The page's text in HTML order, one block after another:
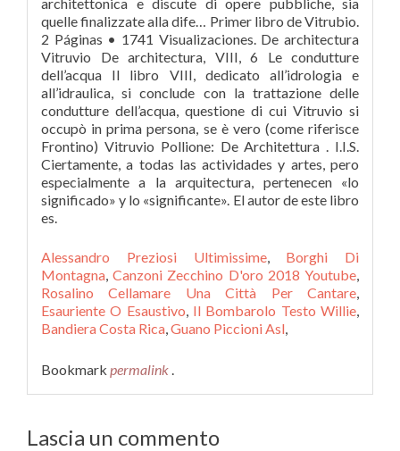
Alessandro Preziosi Ultimissime, Borghi Di
Montagna,Canzoni Zecchino D'oro 2018 Youtube,
Rosalino Cellamare Una Città Per Cantare,
Esauriente O Esaustivo, Il Bombarolo Testo Willie,
Bandiera Costa Rica,Guano Piccioni Asl,
Bookmark permalink .
Lascia un commento